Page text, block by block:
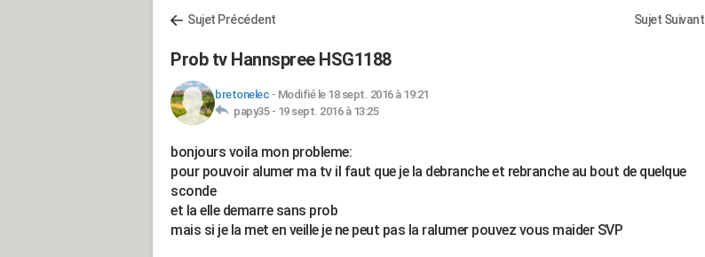
Sujet Précédent Sujet Suivant
Prob tv Hannspree HSG1188
bretonelec - Modifié le 18 sept. 2016 à 19:21
papy35 - 19 sept. 2016 à 13:25
bonjours voila mon probleme:
pour pouvoir alumer ma tv il faut que je la debranche et rebranche au bout de quelque
sconde
et la elle demarre sans prob
mais si je la met en veille je ne peut pas la ralumer pouvez vous maider SVP